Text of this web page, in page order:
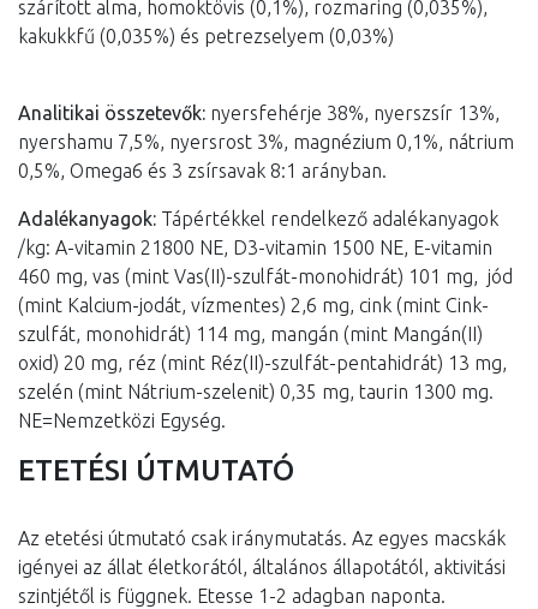
ETETÉSI ÚTMUTATÓ
szárított alma, homoktövis (0,1%), rozmaring (0,035%),
kakukkfű (0,035%) és petrezselyem (0,03%)
Analitikai összetevők: nyersfehérje 38%, nyerszsír 13%,
nyershamu 7,5%, nyersrost 3%, magnézium 0,1%, nátrium
0,5%, Omega6 és 3 zsírsavak 8:1 arányban.
Adalékanyagok: Tápértékkel rendelkező adalékanyagok
/kg: A-vitamin 21800 NE, D3-vitamin 1500 NE, E-vitamin
460 mg, vas (mint Vas(II)-szulfát-monohidrát) 101 mg, jód
(mint Kalcium-jodát, vízmentes) 2,6 mg, cink (mint Cink-
szulfát, monohidrát) 114 mg, mangán (mint Mangán(II)
oxid) 20 mg, réz (mint Réz(II)-szulfát-pentahidrát) 13 mg,
szelén (mint Nátrium-szelenit) 0,35 mg, taurin 1300 mg.
NE=Nemzetközi Egység.
Az etetési útmutató csak iránymutatás. Az egyes macskák
igényei az állat életkorától, általános állapotától, aktivitási
szintjétől is függnek. Etesse 1-2 adagban naponta.